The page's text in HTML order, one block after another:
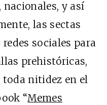
nacionales, y así
las sectas
sociales para
prehistóricas,
toda nitidez en el
“Memes